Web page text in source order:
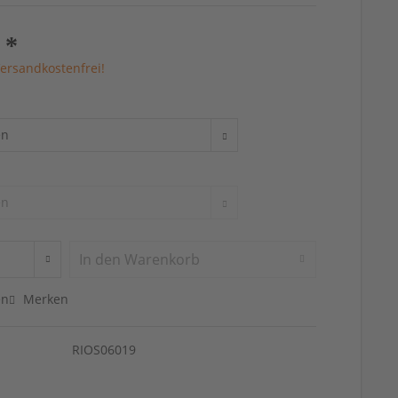
*
In den Warenkorb
Merken
RIOS06019